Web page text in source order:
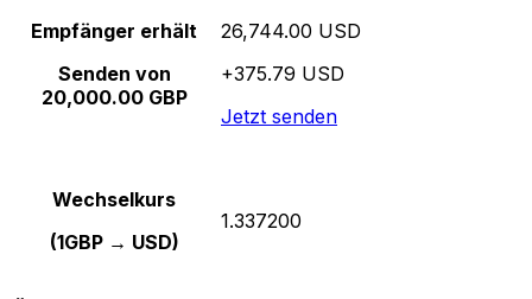
Empfänger erhält
Senden von
20,000.00 GBP
26,744.00 USD
+375.79 USD
Jetzt senden
Wechselkurs
(1GBP → USD)
1.337200